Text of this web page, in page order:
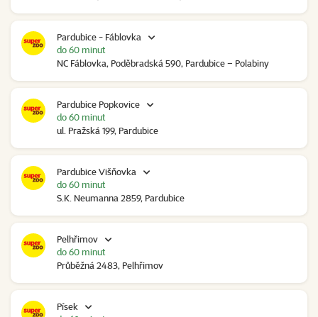
Pardubice - Fáblovka
NC Fáblovka, Poděbradská 590, Pardubice – Polabiny
do 60 minut
Pardubice Popkovice
ul. Pražská 199, Pardubice
do 60 minut
Pardubice Višňovka
S.K. Neumanna 2859, Pardubice
do 60 minut
Pelhřimov
Průběžná 2483, Pelhřimov
do 60 minut
Písek